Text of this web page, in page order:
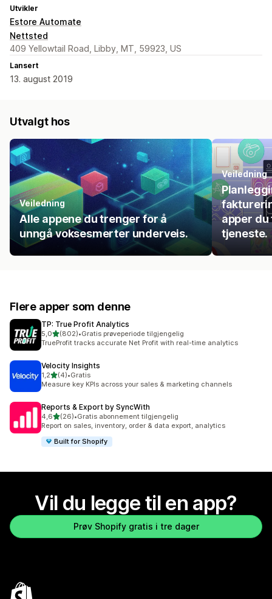
Utvikler
Estore Automate
Nettsted
409 Yellowtail Road, Libby, MT, 59923, US
Lansert
13. august 2019
Utvalgt hos
Veiledning
Alle appene du trenger for å
unngå voksesmerter underveis.
Veiledning
apper du
tjeneste.
Flere apper som denne
TP: True Profit Analytics
5,0av 5 stjerner
(802)
Totalt 802 omtaler
•Gratis prøveperiode tilgjengelig
TrueProfit tracks accurate Net Profit with real-time analytics
Velocity Insights
1,2av 5 stjerner
(4)
Totalt 4 omtaler
•Gratis
Measure key KPIs across your sales & marketing channels
Reports & Export by SyncWith
4,6av 5 stjerner
(26)
Totalt 26 omtaler
•Gratis abonnement tilgjengelig
Report on sales, inventory, order & data export, analytics
Built for Shopify
Vil du legge til en app?
Prøv Shopify gratis i tre dager